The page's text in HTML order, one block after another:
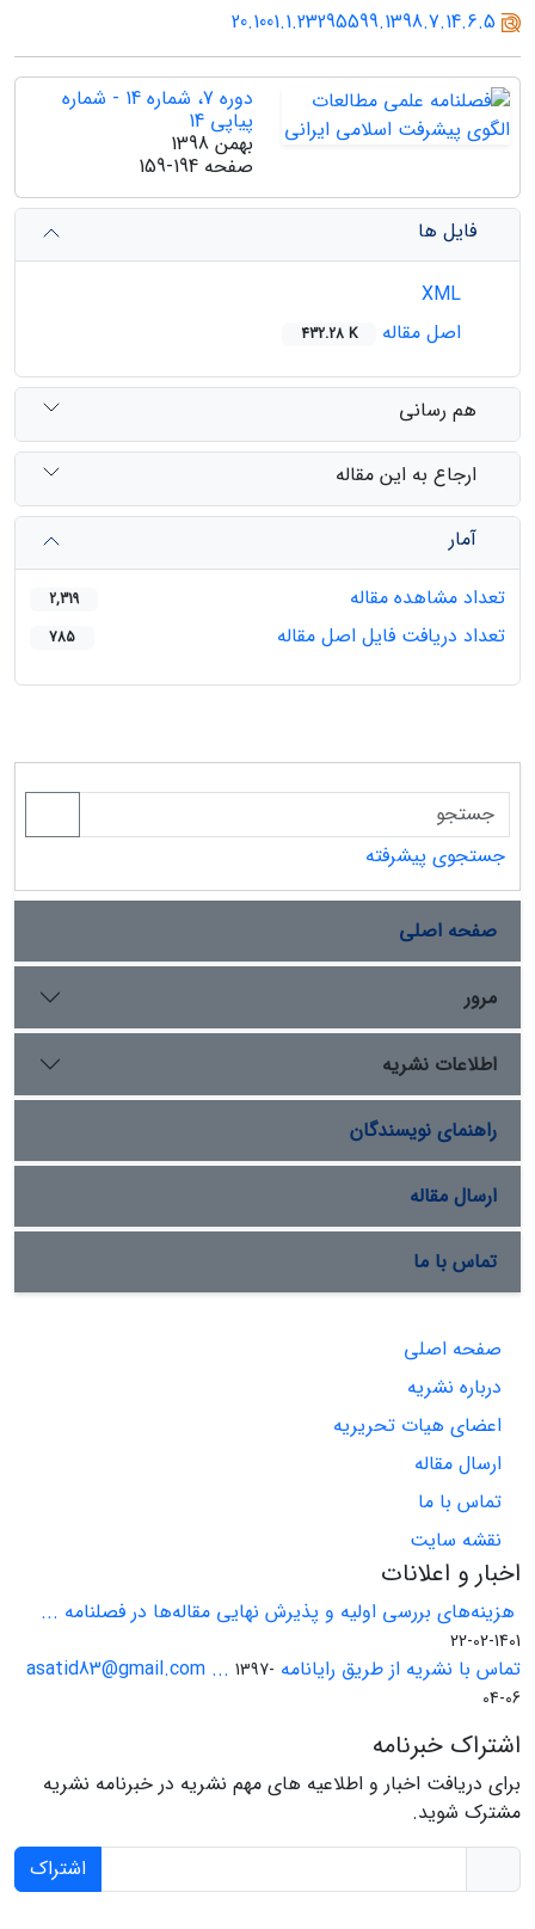
20.1001.1.23295599.1398.7.14.6.5
دوره 7، شماره 14 - شماره
پیاپی 14
بهمن 1398
صفحه 159-194
فایل ها
اصل مقاله
432.28 K
هم رسانی
ارجاع به این مقاله
آمار
تعداد مشاهده مقاله
2,319
تعداد دریافت فایل اصل مقاله 785
جستجوی پیشرفته
صفحه اصلی
مرور
اطلاعات نشریه
راهنمای نویسندگان
ارسال مقاله
تماس با ما
صفحه اصلی
درباره نشریه
اعضای هیات تحریریه
ارسال مقاله
تماس با ما
نقشه سایت
اخبار و اعلانات
هزینه‌های بررسی اولیه و پذیرش نهایی مقاله‌ها در فصلنامه ...
1401-02-22
تماس با نشریه از طریق رایانامه asatid83@gmail.com ... 1397-
04-06
اشتراک خبرنامه
برای دریافت اخبار و اطلاعیه های مهم نشریه در خبرنامه نشریه
مشترک شوید.
اشتراک